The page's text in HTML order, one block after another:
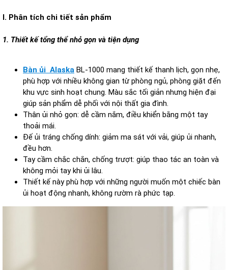
I. Phân tích chi tiết sản phẩm
1. Thiết kế tổng thể nhỏ gọn và tiện dụng
Bàn ủi Alaska BL-1000 mang thiết kế thanh lịch, gọn nhẹ,
phù hợp với nhiều không gian từ phòng ngủ, phòng giặt đến
khu vực sinh hoạt chung. Màu sắc tối giản nhưng hiện đại
giúp sản phẩm dễ phối với nội thất gia đình.
Thân ủi nhỏ gọn: dễ cầm nắm, điều khiển bằng một tay
thoải mái.
Đế ủi tráng chống dính: giảm ma sát với vải, giúp ủi nhanh,
đều hơn.
Tay cầm chắc chắn, chống trượt: giúp thao tác an toàn và
không mỏi tay khi ủi lâu.
Thiết kế này phù hợp với những người muốn một chiếc bàn
ủi hoạt động nhanh, không rườm rà phức tạp.